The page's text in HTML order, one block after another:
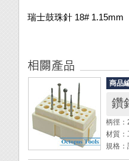
瑞士鼓珠針 18# 1.15mm
商品
鑽
柄徑
材質
規格